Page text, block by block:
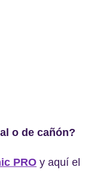
o de cañón?
PRO y aquí el